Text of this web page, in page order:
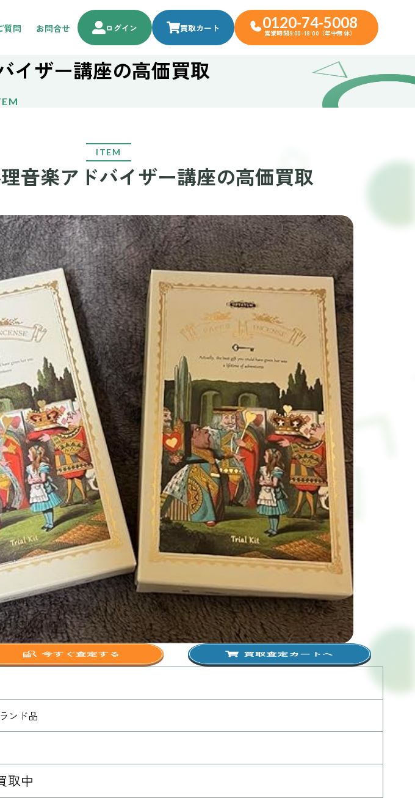
質問 お問合せ ログイン 買取カート 0120-74-5008
営業時間9:00-18:00（年中無休）
イザー講座の高価買取
ITEM
音楽アドバイザー講座の高価買取
ンド品
取中